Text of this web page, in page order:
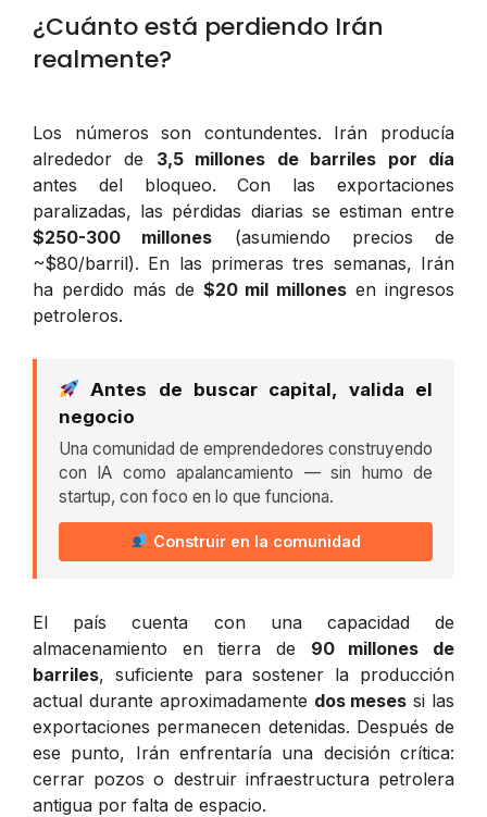
¿Cuánto está perdiendo Irán
realmente?
Los números son contundentes. Irán producía
alrededor de 3,5 millones de barriles por día
antes del bloqueo. Con las exportaciones
paralizadas, las pérdidas diarias se estiman entre
$250-300 millones (asumiendo precios de
~$80/barril). En las primeras tres semanas, Irán
ha perdido más de $20 mil millones en ingresos
petroleros.
Antes de buscar capital, valida el
negocio
Una comunidad de emprendedores construyendo
con IA como apalancamiento — sin humo de
startup, con foco en lo que funciona.
Construir en la comunidad
El país cuenta con una capacidad de
almacenamiento en tierra de 90 millones de
barriles, suficiente para sostener la producción
actual durante aproximadamente dos meses si las
exportaciones permanecen detenidas. Después de
ese punto, Irán enfrentaría una decisión crítica:
cerrar pozos o destruir infraestructura petrolera
antigua por falta de espacio.